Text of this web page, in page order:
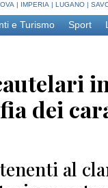
| IMPERIA | LUGANO |
e Turismo Sport
dei
al